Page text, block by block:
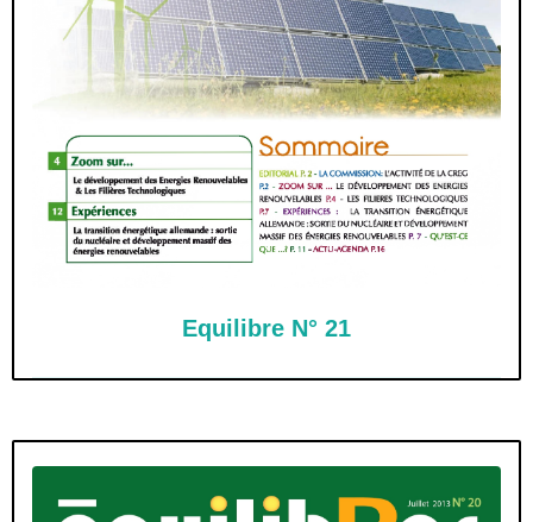
Equilibre N° 21